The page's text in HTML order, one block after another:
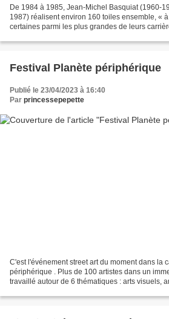
De 1984 à 1985, Jean-Michel Basquiat (1960-
1987) réalisent environ 160 toiles ensemble, «
certaines parmi les plus grandes de leurs
Festival Planète périphérique
Publié le 23/04/2023 à 16:40
Par princessepepette
C'est l'événement street art du moment dans la
périphérique . Plus de 100 artistes dans un
travaillé autour de 6 thématiques : arts visuels,